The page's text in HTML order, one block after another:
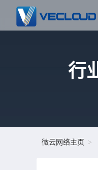
行
微云网络主页